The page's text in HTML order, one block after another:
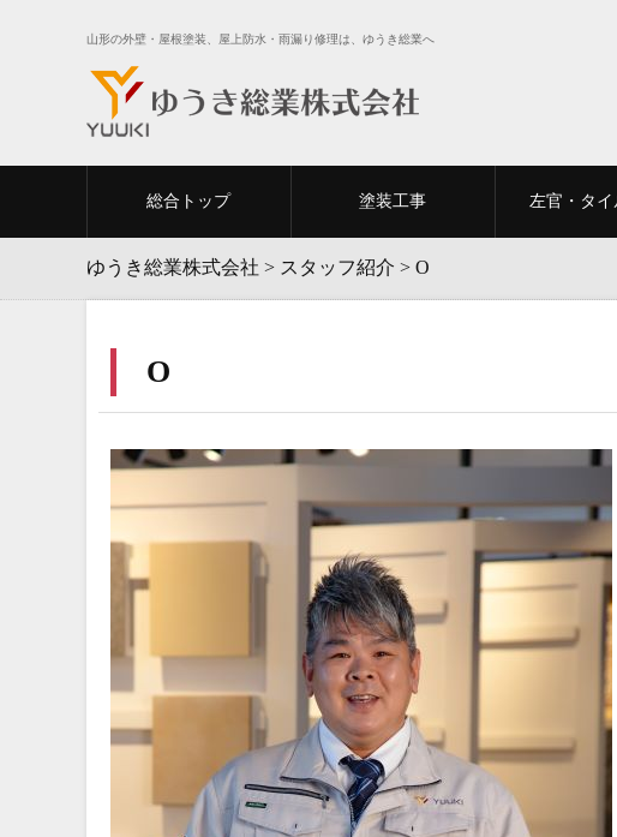
山形の外壁・屋根塗装、屋上防水・雨漏り修理は、ゆうき総業へ
総合トップ 塗装工事 左官・タ
ゆうき総業株式会社 > スタッフ紹介 > O
O